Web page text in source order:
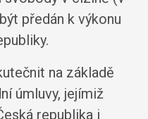
předán k výkonu
na základě
úmluvy, jejímiž
republika i